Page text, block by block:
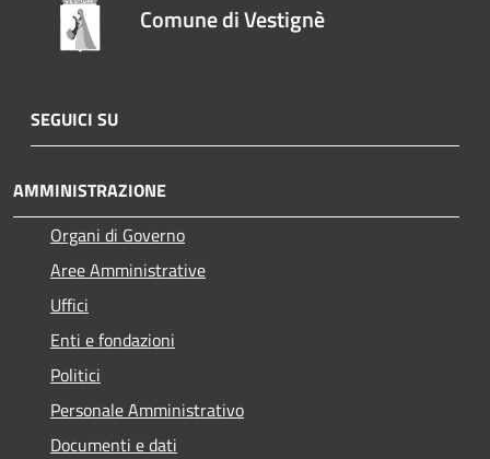
Comune di Vestignè
SEGUICI SU
AMMINISTRAZIONE
Organi di Governo
Aree Amministrative
Uffici
Enti e fondazioni
Politici
Personale Amministrativo
Documenti e dati